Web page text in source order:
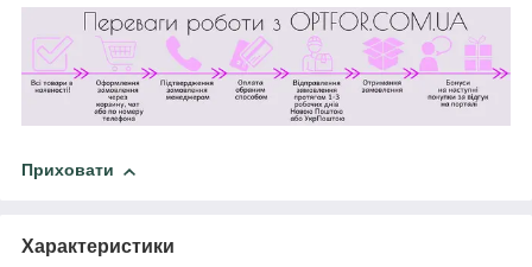
Приховати
Характеристики